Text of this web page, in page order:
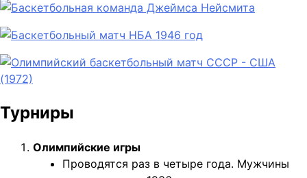
Турниры
Олимпийские игры
Проводятся раз в четыре года. Мужчины